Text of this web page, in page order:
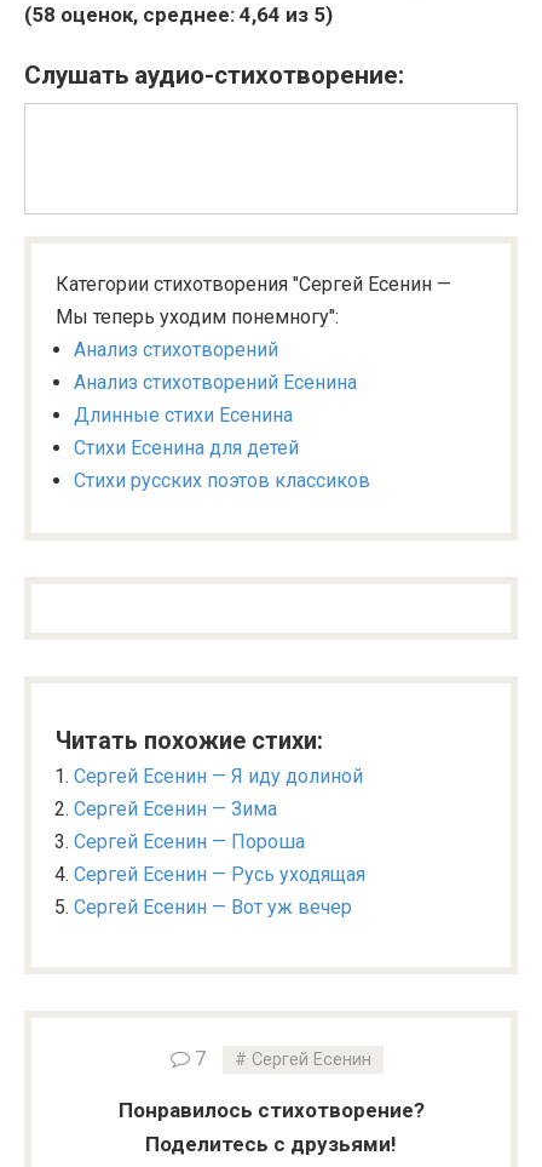
(58 оценок, среднее: 4,64 из 5)
Слушать аудио-стихотворение:
Категории стихотворения "Сергей Есенин —
Мы теперь уходим понемногу":
Анализ стихотворений
Анализ стихотворений Есенина
Длинные стихи Есенина
Стихи Есенина для детей
Стихи русских поэтов классиков
Читать похожие стихи:
Сергей Есенин — Я иду долиной
Сергей Есенин — Зима
Сергей Есенин — Пороша
Сергей Есенин — Русь уходящая
Сергей Есенин — Вот уж вечер
7 Сергей Есенин
Понравилось стихотворение?
Поделитесь с друзьями!